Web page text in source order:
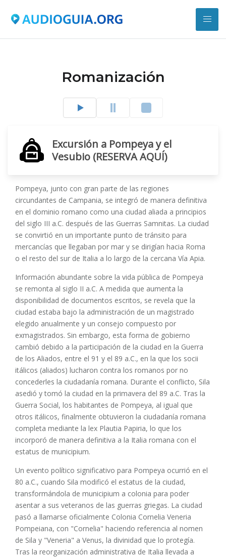
Romanización
Excursión a Pompeya y el
Vesubio (RESERVA AQUÍ)
Pompeya, junto con gran parte de las regiones
circundantes de Campania, se integró de manera definitiva
en el dominio romano como una ciudad aliada a principios
del siglo III a.C. después de las Guerras Samnitas. La ciudad
se convirtió en un importante punto de tránsito para
mercancías que llegaban por mar y se dirigían hacia Roma
o el resto del sur de Italia a lo largo de la cercana Vía Apia.
Información abundante sobre la vida pública de Pompeya
se remonta al siglo II a.C. A medida que aumenta la
disponibilidad de documentos escritos, se revela que la
ciudad estaba bajo la administración de un magistrado
elegido anualmente y un consejo compuesto por
exmagistrados. Sin embargo, esta forma de gobierno
cambió debido a la participación de la ciudad en la Guerra
de los Aliados, entre el 91 y el 89 a.C., en la que los socii
itálicos (aliados) lucharon contra los romanos por no
concederles la ciudadanía romana. Durante el conflicto, Sila
asedió y tomó la ciudad en la primavera del 89 a.C. Tras la
Guerra Social, los habitantes de Pompeya, al igual que
otros itálicos, finalmente obtuvieron la ciudadanía romana
completa mediante la lex Plautia Papiria, lo que los
incorporó de manera definitiva a la Italia romana con el
estatus de municipium.
Un evento político significativo para Pompeya ocurrió en el
80 a.C., cuando Sila modificó el estatus de la ciudad,
transformándola de municipium a colonia para poder
asentar a sus veteranos de las guerras griegas. La ciudad
pasó a llamarse oficialmente Colonia Cornelia Veneria
Pompeiana, con "Cornelia" haciendo referencia al nomen
de Sila y "Veneria" a Venus, la divinidad que lo protegía.
Tras la reorganización administrativa de Italia llevada a